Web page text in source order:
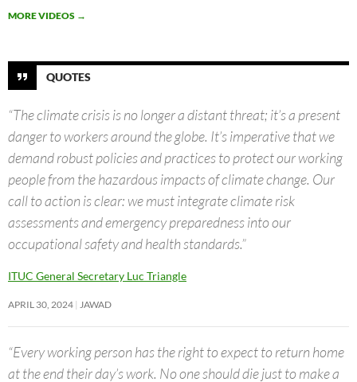
MORE VIDEOS →
QUOTES
“The climate crisis is no longer a distant threat; it’s a present
danger to workers around the globe. It’s imperative that we
demand robust policies and practices to protect our working
people from the hazardous impacts of climate change. Our
call to action is clear: we must integrate climate risk
assessments and emergency preparedness into our
occupational safety and health standards.”
ITUC General Secretary Luc Triangle
APRIL 30, 2024 JAWAD
“Every working person has the right to expect to return home
at the end their day’s work. No one should die just to make a